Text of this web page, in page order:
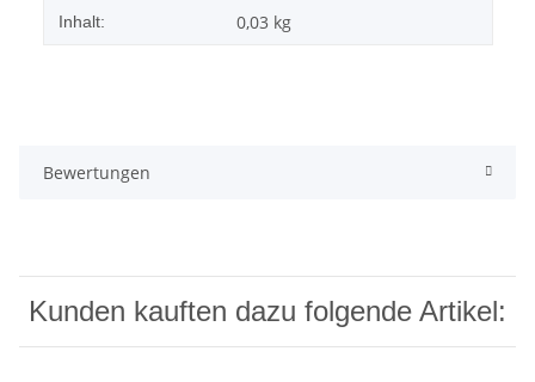
Inhalt: 0,03 kg
Bewertungen
Kunden kauften dazu folgende Artikel: